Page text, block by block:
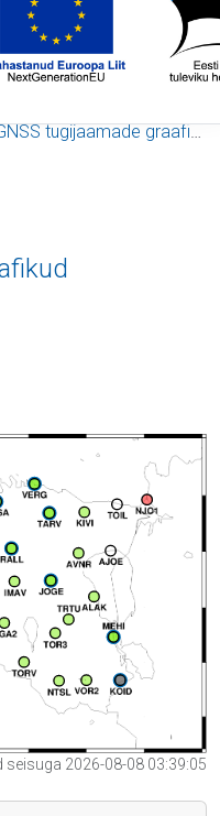
tugijaamade graafikud
2026-08-08 03:39:05